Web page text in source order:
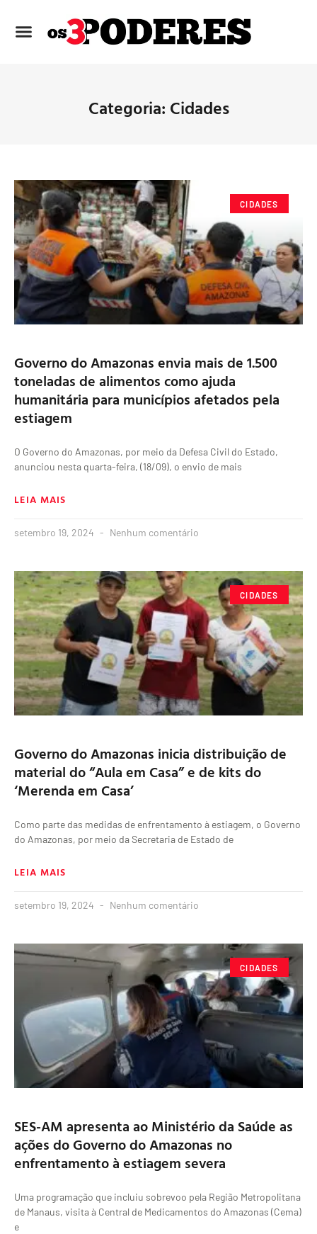
Categoria: Cidades
CIDADES
Governo do Amazonas envia mais de 1.500
toneladas de alimentos como ajuda
humanitária para municípios afetados pela
estiagem
O Governo do Amazonas, por meio da Defesa Civil do Estado,
anunciou nesta quarta-feira, (18/09), o envio de mais
LEIA MAIS
setembro 19, 2024 Nenhum comentário
CIDADES
Governo do Amazonas inicia distribuição de
material do “Aula em Casa” e de kits do
‘Merenda em Casa’
Como parte das medidas de enfrentamento à estiagem, o Governo
do Amazonas, por meio da Secretaria de Estado de
LEIA MAIS
setembro 19, 2024 Nenhum comentário
CIDADES
SES-AM apresenta ao Ministério da Saúde as
ações do Governo do Amazonas no
enfrentamento à estiagem severa
Uma programação que incluiu sobrevoo pela Região Metropolitana
de Manaus, visita à Central de Medicamentos do Amazonas (Cema)
e